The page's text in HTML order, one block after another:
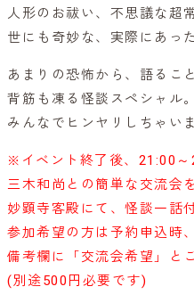
人形のお祓い、不思議な超
世にも奇妙な、実際にあっ
あまりの恐怖から、語るこ
背筋も凍る怪談スペシャル。
みんなでヒンヤリしちゃい
※イベント終了後、21:00～
三木和尚との簡単な交流会
妙顕寺客殿にて、怪談一話
参加希望の方は予約申込時、
備考欄に「交流会希望」と
(別途500円必要です)